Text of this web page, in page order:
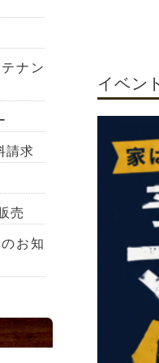
イベン
ナン
請求
売
お知